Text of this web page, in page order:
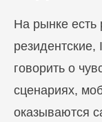
На рынке
говорить о
сценариях,
оказываются